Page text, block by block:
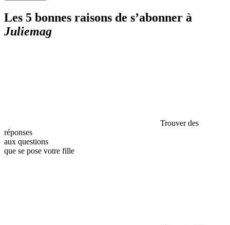
Les 5 bonnes raisons de s’abonner à
Juliemag
Trouver des
réponses
aux questions
que se pose votre fille